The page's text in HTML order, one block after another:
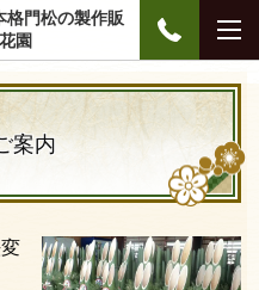
格門松の製作販
園
案内